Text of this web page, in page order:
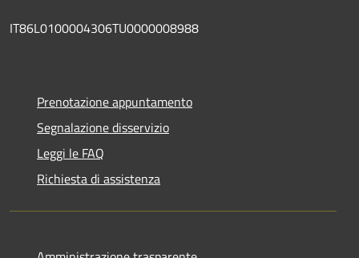
IT86L0100004306TU0000008988
Prenotazione appuntamento
Segnalazione disservizio
Leggi le FAQ
Richiesta di assistenza